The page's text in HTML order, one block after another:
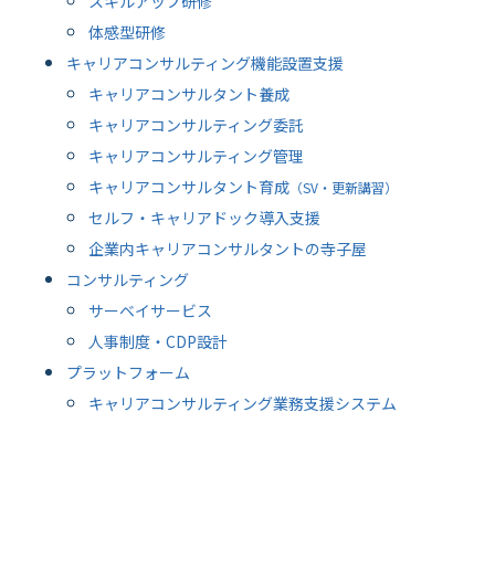
体感型研修
キャリアコンサルティング機能設置支援
キャリアコンサルタント養成
キャリアコンサルティング委託
キャリアコンサルティング管理
キャリアコンサルタント育成 （SV・更新講習）
セルフ・キャリアドック導入支援
企業内キャリアコンサルタントの寺子屋
コンサルティング
サーベイサービス
人事制度・CDP設計
プラットフォーム
キャリアコンサルティング業務支援システム